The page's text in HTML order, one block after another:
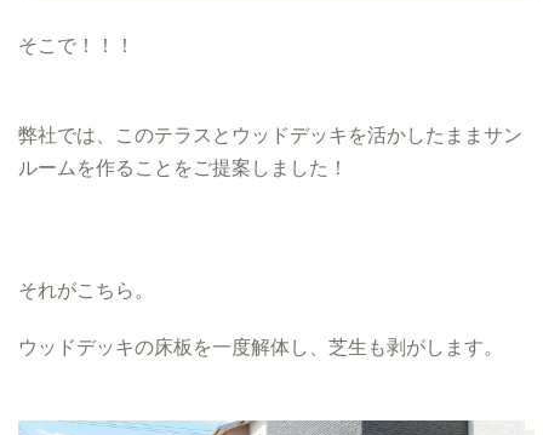
そこで！！！
弊社では、このテラスとウッドデッキを活かしたままサン
ルームを作ることをご提案しました！
それがこちら。
ウッドデッキの床板を一度解体し、芝生も剥がします。